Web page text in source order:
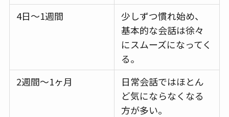
4日〜1週間
少しずつ慣れ始め、
基本的な会話は徐々
にスムーズになってく
る。
2週間〜1ヶ月
日常会話ではほとん
ど気にならなくなる
方が多い。